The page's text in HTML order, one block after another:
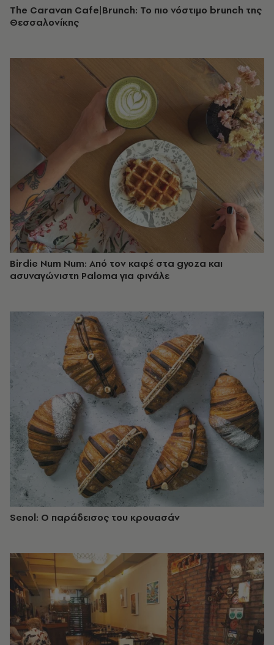
The Caravan Cafe|Brunch: Το πιο νόστιμο brunch της
Θεσσαλονίκης
Birdie Num Num: Από τον καφέ στα gyoza και
ασυναγώνιστη Paloma για φινάλε
Senol: Ο παράδεισος του κρουασάν